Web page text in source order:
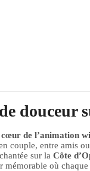
douceur
de l’animation
couple, entre amis
sur la Côte
où